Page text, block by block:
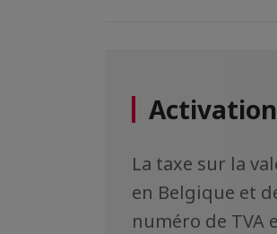
La taxe sur la
en Belgique et
numéro de TVA